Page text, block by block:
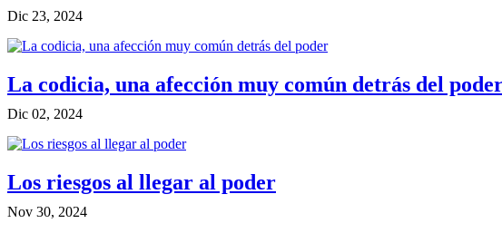
Dic 23, 2024
La codicia, una afección muy común detrás del
Dic 02, 2024
Los riesgos al llegar al poder
Nov 30, 2024